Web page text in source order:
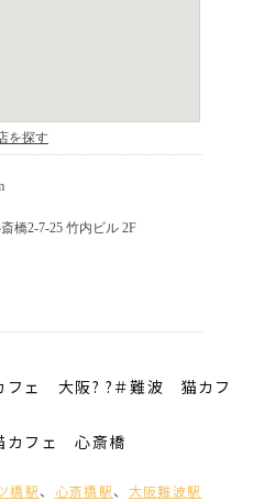
ェ 大阪? ?＃難波 猫カフ
フェ 心斎橋
橋駅、 心斎橋駅、 大阪難波駅